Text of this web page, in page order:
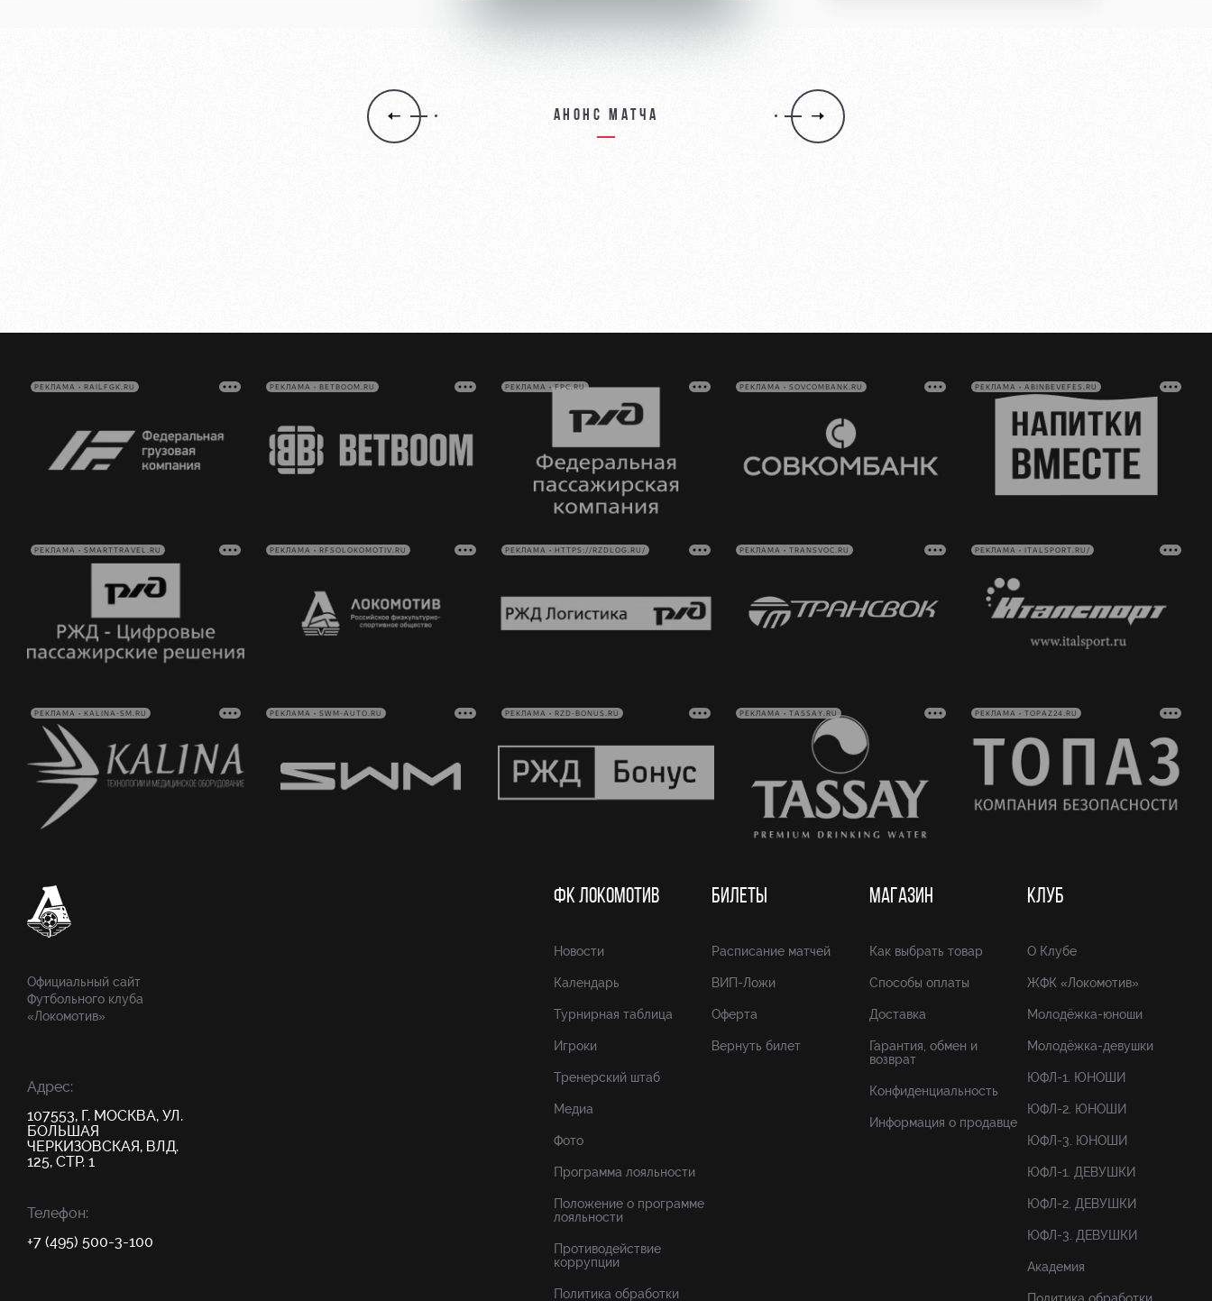
Анонс матча
РЕКЛАМА • RAILFGK.RU РЕКЛАМА • BETBOOM.RU РЕКЛАМА • FPC.RU РЕКЛАМА • SOVCOMBANK.RU РЕКЛАМА • ABINBEVEFES.RU
РЕКЛАМА • SMARTTRAVEL.RU РЕКЛАМА • RFSOLOKOMOTIV.RU РЕКЛАМА • HTTPS://RZDLOG.RU/ РЕКЛАМА • TRANSVOC.RU РЕКЛАМА • ITALSPORT.RU/
РЕКЛАМА • KALINA-SM.RU РЕКЛАМА • SWM-AUTO.RU РЕКЛАМА • RZD-BONUS.RU РЕКЛАМА • TASSAY.RU РЕКЛАМА • TOPAZ24.RU
Официальный сайт
Футбольного клуба
«Локомотив»
Адрес:
107553, Г. МОСКВА, УЛ.
БОЛЬШАЯ
ЧЕРКИЗОВСКАЯ, ВЛД.
125, СТР. 1
Телефон:
+7 (495) 500-3-100
ФК ЛОКОМОТИВ
Новости
Календарь
Турнирная таблица
Игроки
Тренерский штаб
Медиа
Фото
Программа лояльности
Положение о программе
лояльности
Противодействие
коррупции
Политика обработки
БИЛЕТЫ
Расписание матчей
ВИП-Ложи
Оферта
Вернуть билет
МАГАЗИН
Как выбрать товар
Способы оплаты
Доставка
Гарантия, обмен и
возврат
Конфиденциальность
Информация о продавце
КЛУБ
О Клубе
ЖФК «Локомотив»
Молодёжка-юноши
Молодёжка-девушки
ЮФЛ-1. ЮНОШИ
ЮФЛ-2. ЮНОШИ
ЮФЛ-3. ЮНОШИ
ЮФЛ-1. ДЕВУШКИ
ЮФЛ-2. ДЕВУШКИ
ЮФЛ-3. ДЕВУШКИ
Академия